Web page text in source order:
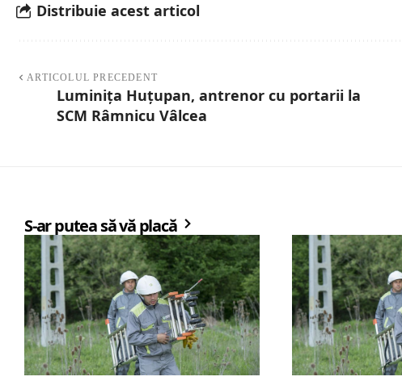
Distribuie acest articol
ARTICOLUL PRECEDENT
Luminița Huțupan, antrenor cu portarii la
SCM Râmnicu Vâlcea
S-ar putea să vă placă